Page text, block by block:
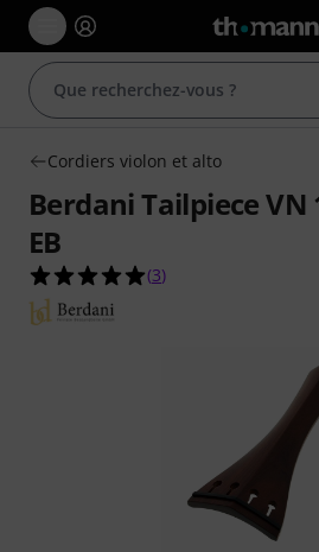
Cordiers violon et alto
Berdani Tailpiece VN
EB
5.0 étoiles sur 5
(3)